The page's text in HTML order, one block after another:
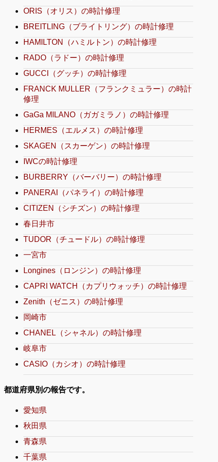
ORIS（オリス）の時計修理
BREITLING（ブライトリング）の時計修理
HAMILTON（ハミルトン）の時計修理
RADO（ラドー）の時計修理
GUCCI（グッチ）の時計修理
FRANCK MULLER（フランクミュラー）の時計
修理
GaGa MILANO（ガガミラノ）の時計修理
HERMES（エルメス）の時計修理
SKAGEN（スカーゲン）の時計修理
IWCの時計修理
BURBERRY（バーバリー）の時計修理
PANERAI（パネライ）の時計修理
CITIZEN（シチズン）の時計修理
春日井市
TUDOR（チュードル）の時計修理
一宮市
Longines（ロンジン）の時計修理
CAPRI WATCH（カプリウォッチ）の時計修理
Zenith（ゼニス）の時計修理
岡崎市
CHANEL（シャネル）の時計修理
岐阜市
CASIO（カシオ）の時計修理
都道府県別の報告です。
愛知県
秋田県
青森県
千葉県